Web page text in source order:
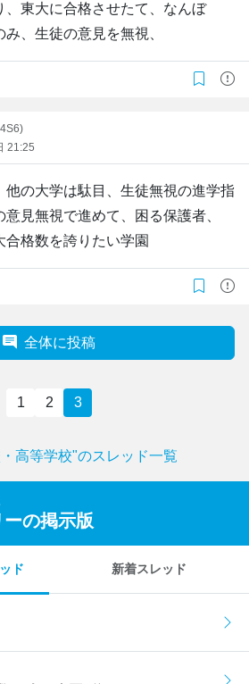
、東大に合格させたて、なんぼ
、生徒の意見を無視、
21:25
他の大学は駄目、生徒無視の進学指
見無視で進めて、困る保護者、
格数を誇りたい学園
全体に投稿
1 2 3
高等学校"のスレッド一覧
の掲示版
ド 新着スレッド